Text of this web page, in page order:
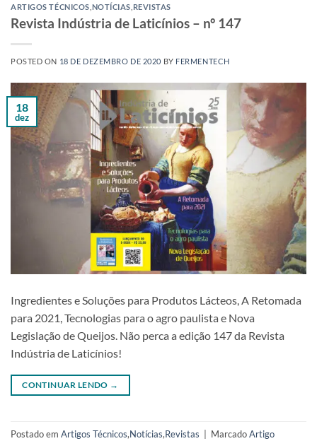
ARTIGOS TÉCNICOS NOTÍCIAS REVISTAS
Revista Indústria de Laticínios – nº 147
POSTED ON 18 DE DEZEMBRO DE 2020 BY FERMENTECH
18
dez
Ingredientes e Soluções para Produtos Lácteos, A Retomada
para 2021, Tecnologias para o agro paulista e Nova
Legislação de Queijos. Não perca a edição 147 da Revista
Indústria de Laticínios!
CONTINUAR LENDO →
Postado em Artigos Técnicos,Notícias,Revistas MarcadoArtigo